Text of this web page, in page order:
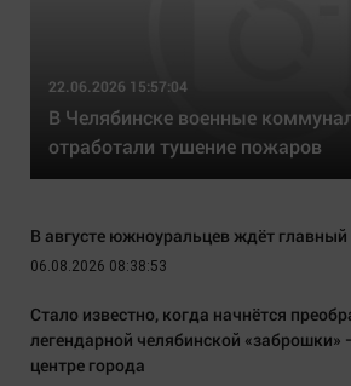
22.06.2026 15:57:04
В Челябинске военные
отработали тушение пожаров
В августе южноуральцев ждёт
06.08.2026 08:38:53
Стало известно, когда начнётся
легендарной челябинской «заброшки»
центре города